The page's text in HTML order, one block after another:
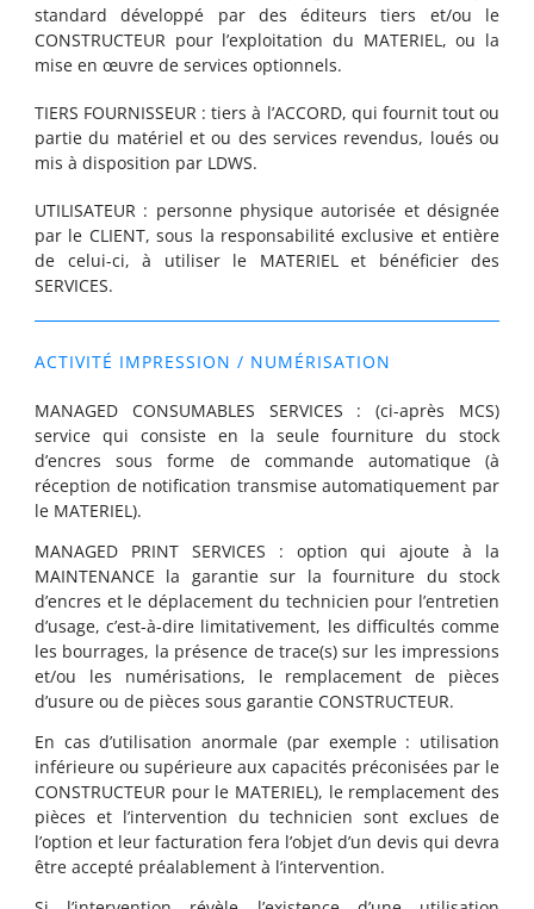
standard développé par des éditeurs tiers et/ou le
CONSTRUCTEUR pour l’exploitation du MATERIEL, ou la
mise en œuvre de services optionnels.
TIERS FOURNISSEUR : tiers à l’ACCORD, qui fournit tout ou
partie du matériel et ou des services revendus, loués ou
mis à disposition par LDWS.
UTILISATEUR : personne physique autorisée et désignée
par le CLIENT, sous la responsabilité exclusive et entière
de celui-ci, à utiliser le MATERIEL et bénéficier des
SERVICES.
ACTIVITÉ IMPRESSION / NUMÉRISATION
MANAGED CONSUMABLES SERVICES : (ci-après MCS)
service qui consiste en la seule fourniture du stock
d’encres sous forme de commande automatique (à
réception de notification transmise automatiquement par
le MATERIEL).
MANAGED PRINT SERVICES : option qui ajoute à la
MAINTENANCE la garantie sur la fourniture du stock
d’encres et le déplacement du technicien pour l’entretien
d’usage, c’est-à-dire limitativement, les difficultés comme
les bourrages, la présence de trace(s) sur les impressions
et/ou les numérisations, le remplacement de pièces
d’usure ou de pièces sous garantie CONSTRUCTEUR.
En cas d’utilisation anormale (par exemple : utilisation
inférieure ou supérieure aux capacités préconisées par le
CONSTRUCTEUR pour le MATERIEL), le remplacement des
pièces et l’intervention du technicien sont exclues de
l’option et leur facturation fera l’objet d’un devis qui devra
être accepté préalablement à l’intervention.